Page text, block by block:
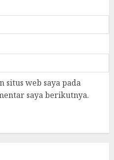
situs web saya pada
saya berikutnya.